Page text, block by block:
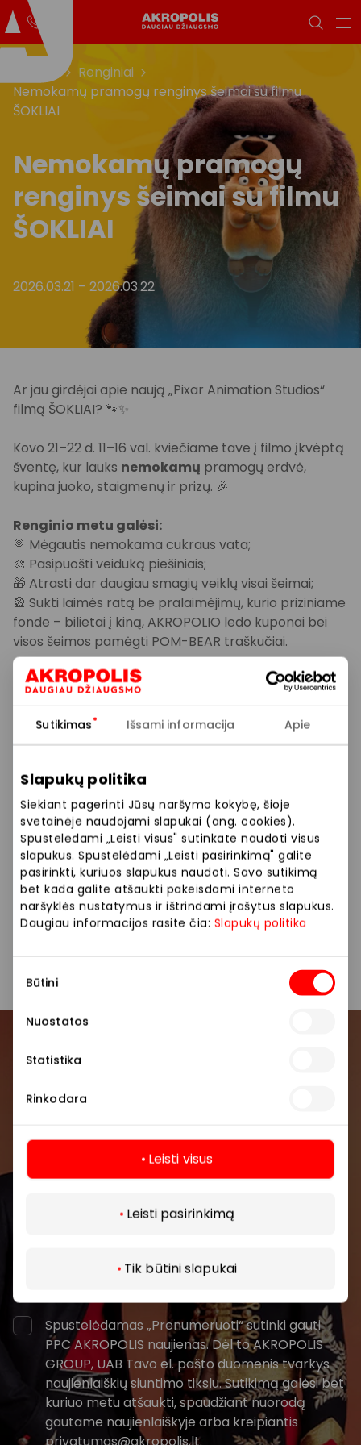
Sutikimas Išsami informacija Apie
Slapukų politika
Siekiant pagerinti Jūsų naršymo kokybę, šioje
svetainėje naudojami slapukai (ang. cookies).
Spustelėdami „Leisti visus" sutinkate naudoti visus
slapukus. Spustelėdami „Leisti pasirinkimą" galite
pasirinkti, kuriuos slapukus naudoti. Savo sutikimą
bet kada galite atšaukti pakeisdami interneto
naršyklės nustatymus ir ištrindami įrašytus slapukus.
Daugiau informacijos rasite čia: Slapukų politika
pasirinkimas
Būtini
Nuostatos
Statistika
Rinkodara
Leisti visus
Leisti pasirinkimą
Tik būtini slapukai
Renginiai
Nemokamų pramogų renginys šeimai su filmu
ŠOKLIAI
Nemokamų pramogų
renginys šeimai su filmu
ŠOKLIAI
2026.03.21 – 2026.03.22
Ar jau girdėjai apie naują „Pixar Animation Studios“
filmą ŠOKLIAI? 🐾✨
Kovo 21–22 d. 11–16 val. kviečiame tave į filmo įkvėptą
šventę, kur lauks nemokamų pramogų erdvė,
kupina juoko, staigmenų ir prizų. 🎉
Renginio metu galėsi:
🍭 Mėgautis nemokama cukraus vata;
🎨 Pasipuošti veiduką piešiniais;
🎁 Atrasti dar daugiau smagių veiklų visai šeimai;
🎡 Sukti laimės ratą be pralaimėjimų, kurio priziniame
fonde – bilietai į kiną, AKROPOLIO ledo kuponai bei
visos šeimos pamėgti POM-BEAR traškučiai.
Nepraleisk progos smagiai praleisti laiką su šeima ir
pasinerti į „Šoklių“ nuotaiką. 💛
Renginys bus fotografuojamas ir (ar) filmuojamas.
Nuotraukoje ir (ar) vaizdo įraše gali būti užfiksuotas
tavo (tavo vaiko) atvaizdas, kurį PPC AKROPOLIS gali
naudoti viešai komunikacijai, įskaitant paskelbti
AKROPOLIS interneto svetainėje, socialinių tinklų
paskyrose ir (ar) kituose viešuose pranešimuose.
Daugiau apie asmens duomenų tvarkymą:
www.akropolis.lt
Pasidalinti:
Prisijunkite prie mūsų
renginius ir naujausią informaciją iš AKROPOLIS
prekybos centro.
Prenumeruoti
Spustelėdamas „Prenumeruoti“ sutinki gauti
PPC AKROPOLIS naujienas. Dėl to AKROPOLIS
GROUP, UAB Tavo el. pašto duomenis tvarkys
naujienlaiškių siuntimo tikslu. Sutikimą galėsi bet
kuriuo metu atšaukti, spaudžiant nuorodą
gautame naujienlaiškyje arba kreipiantis
Daugiau